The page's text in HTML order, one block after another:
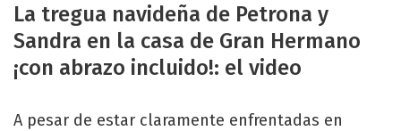
La tregua navideña de Petrona y
Sandra en la casa de Gran Hermano
¡con abrazo incluido!: el video
A pesar de estar claramente enfrentadas en